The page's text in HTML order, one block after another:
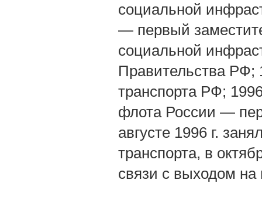
социальной
— первый
социальной
Правительства
транспорта РФ;
флота России —
августе 1996 г.
транспорта, в
связи с выходом